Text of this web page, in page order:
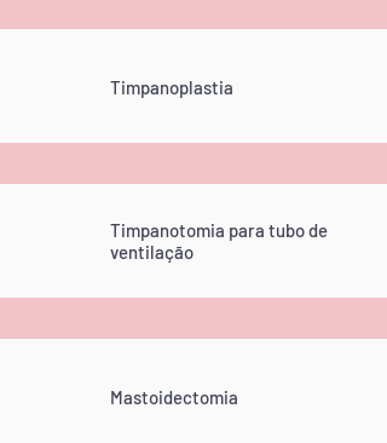
Timpanoplastia
Timpanotomia para tubo de
ventilação
Mastoidectomia